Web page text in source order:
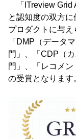
「ITreview Grid
と認知度の双方
プロダクトに与
「DMP（データ
門」、「CDP（
門」、「レコメ
の受賞となりま